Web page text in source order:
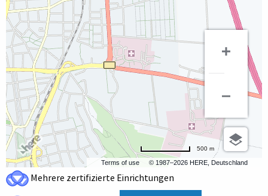
Terms of use © 1987–2026 HERE, Deutschland
500 m
Mehrere zertifizierte Einrichtungen